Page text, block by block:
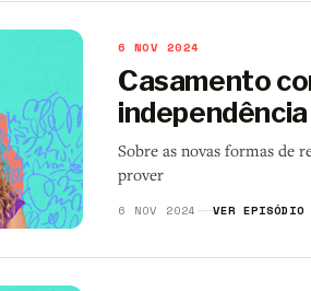
6 NOV 2024
Casamento
Sobre as novas formas de
prover
6 NOV 2024 VER EPISÓDIO